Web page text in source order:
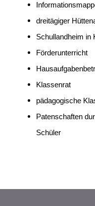
dreitägiger
Schullandheim in
Förderunterricht
Klassenrat
pädagogische
Patenschaften
Schüler